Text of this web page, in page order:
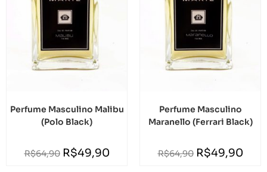
Perfume Masculino Malibu
(Polo Black)
R$64,90 R$49,90
Perfume Masculino
Maranello (Ferrari Black)
R$64,90 R$49,90